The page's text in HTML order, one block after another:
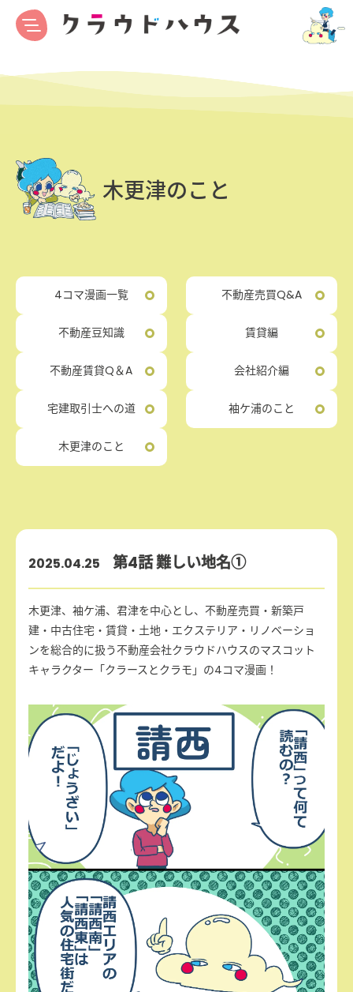
木更津のこと
4コマ漫画一覧 不動産売買Q&A
不動産豆知識 賃貸編
不動産賃貸Q＆A 会社紹介編
宅建取引士への道 袖ケ浦のこと
木更津のこと
2025.04.25 第4話 難しい地名①
木更津、袖ケ浦、君津を中心とし、不動産売買・新築戸
建・中古住宅・賃貸・土地・エクステリア・リノベーショ
ンを総合的に扱う不動産会社クラウドハウスのマスコット
キャラクター「クラースとクラモ」の4コマ漫画！